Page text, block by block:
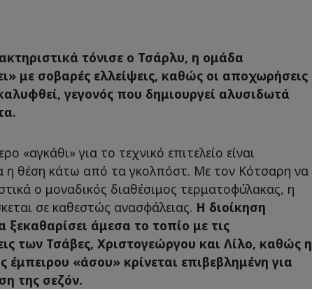
τόνισε ο Τσάρλυ, η ομάδα
με σοβαρές ελλείψεις, καθώς οι αποχωρήσεις
γεγονός που δημιουργεί αλυσιδωτά
«αγκάθι» για το τεχνικό επιτελείο είναι
η θέση κάτω από τα γκολπόστ. Με τον Κότσαρη να
ο μοναδικός διαθέσιμος τερματοφύλακας, η
σε καθεστώς ανασφάλειας. Η διοίκηση
ξεκαθαρίσει άμεσα το τοπίο με τις
των Τσάβες, Χριστογεώργου και Λίλο, καθώς η
έμπειρου «άσου» κρίνεται επιβεβλημένη για
της σεζόν.